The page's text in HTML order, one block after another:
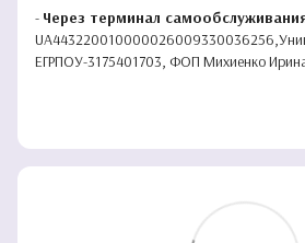
- Через терминал
ЕГРПОУ-3175401703, ФОП Михиенко